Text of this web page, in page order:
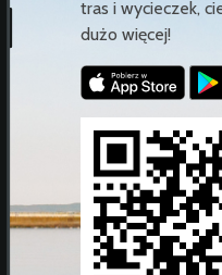
tras i wycieczek,
dużo więcej!